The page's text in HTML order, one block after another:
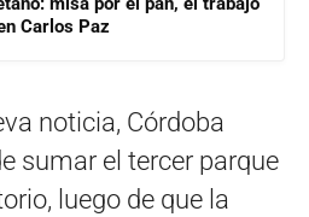
Carlos Paz
noticia, Córdoba
sumar el tercer parque
luego de que la